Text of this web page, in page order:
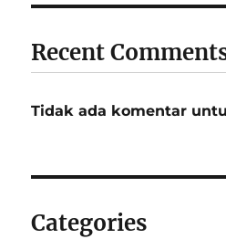
Recent
Tidak ada komentar
Categories